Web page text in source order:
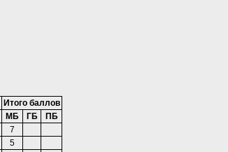
Итого баллов
МБ ГБ
ПБ
7
5